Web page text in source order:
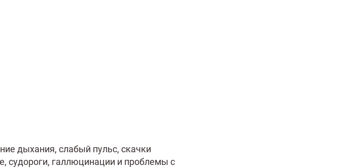
дыхания, слабый пульс, скачки
судороги, галлюцинации и проблемы с